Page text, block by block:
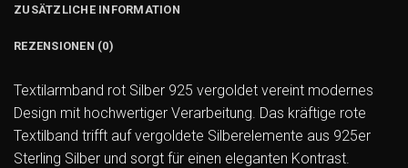
ZUSÄTZLICHE INFORMATION
REZENSIONEN (0)
Textilarmband rot Silber 925 vergoldet vereint modernes
Design mit hochwertiger Verarbeitung. Das kräftige rote
Textilband trifft auf vergoldete Silberelemente aus 925er
Sterling Silber und sorgt für einen eleganten Kontrast.